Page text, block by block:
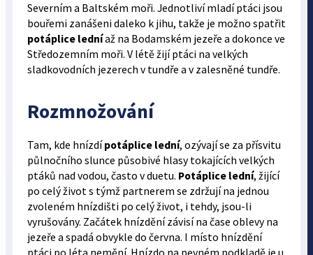
Severním a Baltském moři. Jednotliví mladí ptáci jsou
bouřemi zanášeni daleko k jihu, takže je možno spatřit
potáplice ledníaž na Bodamském jezeře a dokonce ve
Středozemním moři. V létě žijí ptáci na velkých
sladkovodních jezerech v tundře a v zalesněné tundře.
Rozmnožování
Tam, kde hnízdípotáplice lední, ozývají se za přísvitu
půlnočního slunce působivé hlasy tokajících velkých
ptáků nad vodou, často v duetu. Potáplice lední, žijící
po celý život s týmž partnerem se zdržují na jednou
zvoleném hnízdišti po celý život, i tehdy, jsou-li
vyrušovány. Začátek hnízdění závisí na čase oblevy na
jezeře a spadá obvykle do června. I místo hnízdění